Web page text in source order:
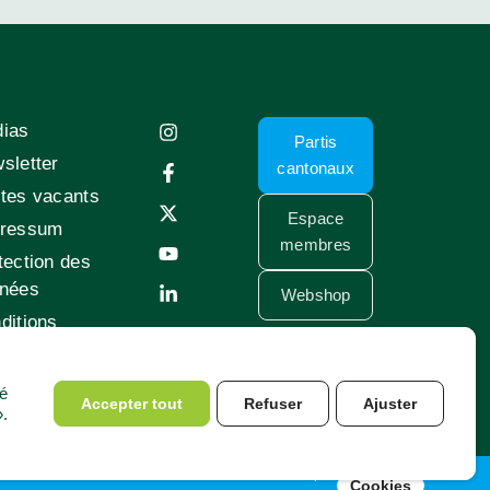
vacants
des
Partis
cantonaux
Espace
membres
Webshop
Cookies
Accepter tout Refuser Ajuster